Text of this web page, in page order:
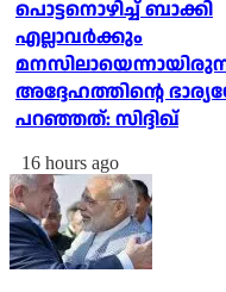
പൊട്ടനൊഴിച്ച് ബാക്കി
എല്ലാവര്‍ക്കും
അദ്ദേഹത്തിന്റെ
പറഞ്ഞത്: സിദ്ദിഖ്
16 hours ago